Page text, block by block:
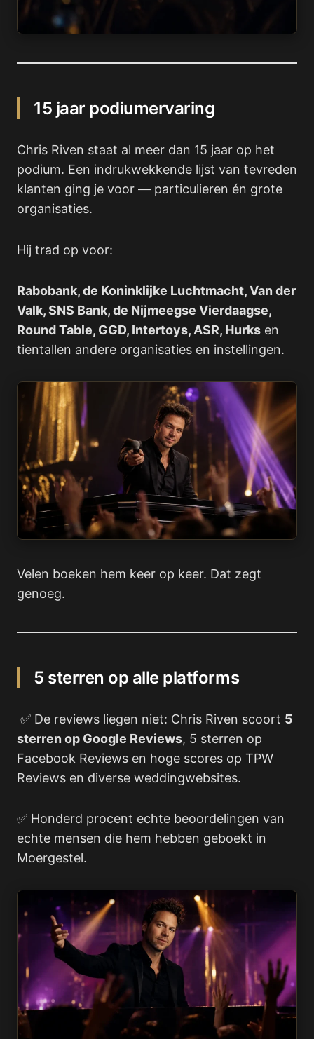
15 jaar podiumervaring
Chris Riven staat al meer dan 15 jaar op het
podium. Een indrukwekkende lijst van tevreden
klanten ging je voor — particulieren én grote
organisaties.
Hij trad op voor:
Rabobank, de Koninklijke Luchtmacht, Van der
Valk, SNS Bank, de Nijmeegse Vierdaagse,
Round Table, GGD, Intertoys, ASR, Hurks en
tientallen andere organisaties en instellingen.
Velen boeken hem keer op keer. Dat zegt
genoeg.
5 sterren op alle platforms
✅ De reviews liegen niet: Chris Riven scoort 5
sterren op Google Reviews, 5 sterren op
Facebook Reviews en hoge scores op TPW
Reviews en diverse weddingwebsites.
✅ Honderd procent echte beoordelingen van
echte mensen die hem hebben geboekt in
Moergestel.